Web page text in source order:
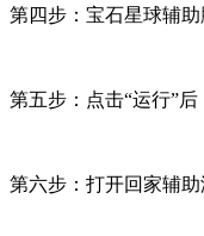
第四步：宝石星球辅
第五步：点击“运行”
第六步：打开回家辅